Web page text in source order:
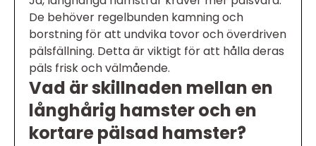
De behöver regelbunden kamning och
borstning för att undvika tovor och överdriven
pälsfällning. Detta är viktigt för att hålla deras
päls frisk och välmående.
Vad är skillnaden mellan en
långhårig hamster och en
kortare pälsad hamster?